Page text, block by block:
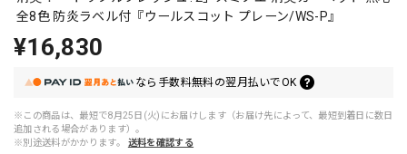
全8色 防炎ラベル付『ウールスコット プレーン/WS-P』
¥16,830
なら 手数料無料の翌月払いでOK
※この商品は、最短で8月25日(火)にお届けします（お届け先によって、最短到着日に数日
追加される場合があります）。
※別途送料がかかります。
送料を確認する